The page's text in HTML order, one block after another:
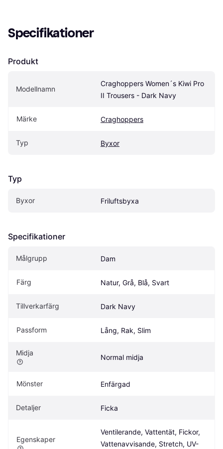
Specifikationer
Produkt
Modellnamn
Craghoppers Women´s Kiwi Pro
II Trousers - Dark Navy
Märke Craghoppers
Typ Byxor
Typ
Byxor Friluftsbyxa
Specifikationer
Målgrupp Dam
Färg Natur, Grå, Blå, Svart
Tillverkarfärg Dark Navy
Passform Lång, Rak, Slim
Midja
Normal midja
Mönster Enfärgad
Detaljer Ficka
Egenskaper
Ventilerande, Vattentät, Fickor,
Vattenavvisande, Stretch, UV-